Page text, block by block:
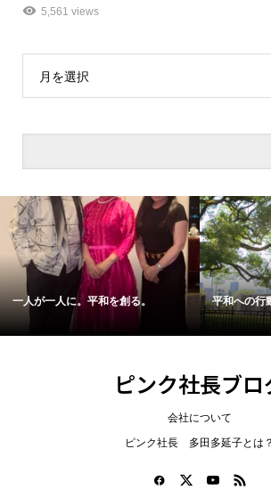
5,561 views
月を選択
一人が一人に。平和を創る。 平和への行
ピンク社長ブロ
会社について
ピンク社長 多田多延子とは？